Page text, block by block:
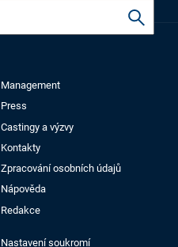
Management
Press
Castingy a výzvy
Kontakty
Zpracování osobních údajů
Nápověda
Redakce
Nastavení soukromí